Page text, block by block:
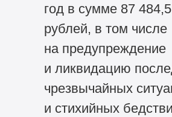
год в сумме 87
рублей, в том числе
на предупреждение
и ликвидацию
чрезвычайных
и стихийных